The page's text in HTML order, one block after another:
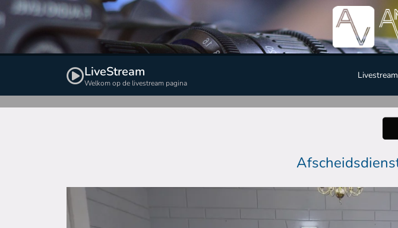
LiveStream
Welkom op de livestream pagina